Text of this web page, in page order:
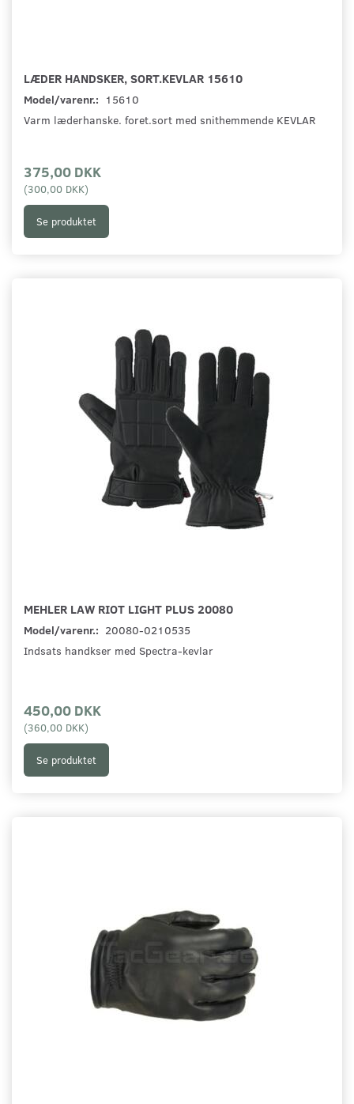
LÆDER HANDSKER, SORT.KEVLAR 15610
Model/varenr.: 15610
Varm læderhanske. foret.sort med snithemmende KEVLAR
375,00 DKK
(300,00 DKK)
Se produktet
MEHLER LAW RIOT LIGHT PLUS 20080
Model/varenr.: 20080-0210535
Indsats handkser med Spectra-kevlar
450,00 DKK
(360,00 DKK)
Se produktet